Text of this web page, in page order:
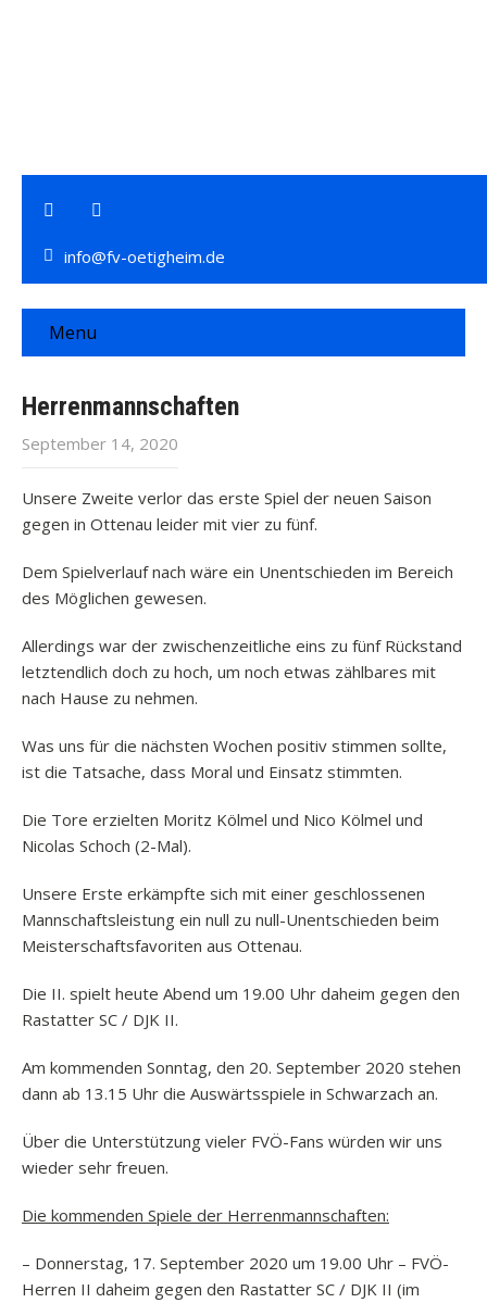
info@fv-oetigheim.de
Menu
Herrenmannschaften
September 14, 2020
Unsere Zweite verlor das erste Spiel der neuen Saison
gegen in Ottenau leider mit vier zu fünf.
Dem Spielverlauf nach wäre ein Unentschieden im Bereich
des Möglichen gewesen.
Allerdings war der zwischenzeitliche eins zu fünf Rückstand
letztendlich doch zu hoch, um noch etwas zählbares mit
nach Hause zu nehmen.
Was uns für die nächsten Wochen positiv stimmen sollte,
ist die Tatsache, dass Moral und Einsatz stimmten.
Die Tore erzielten Moritz Kölmel und Nico Kölmel und
Nicolas Schoch (2-Mal).
Unsere Erste erkämpfte sich mit einer geschlossenen
Mannschaftsleistung ein null zu null-Unentschieden beim
Meisterschaftsfavoriten aus Ottenau.
Die II. spielt heute Abend um 19.00 Uhr daheim gegen den
Rastatter SC / DJK II.
Am kommenden Sonntag, den 20. September 2020 stehen
dann ab 13.15 Uhr die Auswärtsspiele in Schwarzach an.
Über die Unterstützung vieler FVÖ-Fans würden wir uns
wieder sehr freuen.
Die kommenden Spiele der Herrenmannschaften:
– Donnerstag, 17. September 2020 um 19.00 Uhr – FVÖ-
Herren II daheim gegen den Rastatter SC / DJK II (im